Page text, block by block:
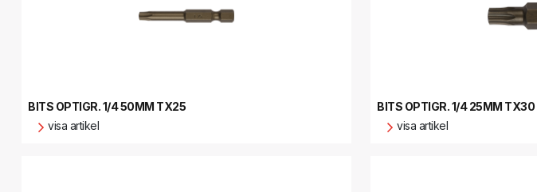
BITS OPTIGR. 1/4 50MM TX25
visa artikel
BITS OPTIGR. 1/4 25MM TX30
visa artikel